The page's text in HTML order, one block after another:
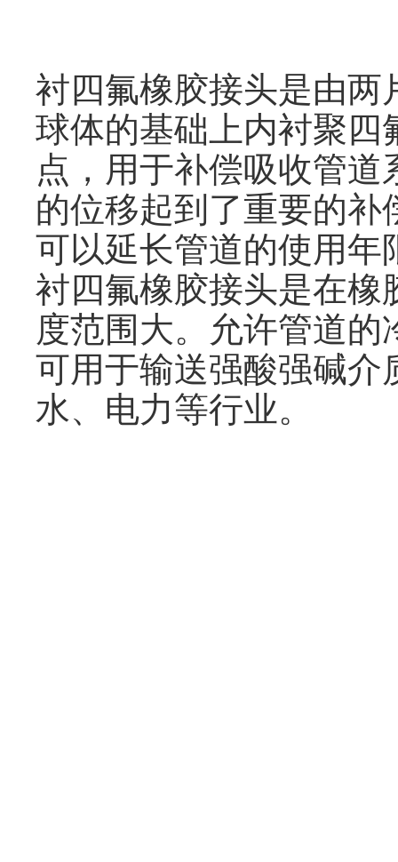
衬四氟橡胶接头是由两
球体的基础上内衬聚四
点，用于补偿吸收管
的位移起到了重要的
可以延长管道的使用年
衬四氟橡胶接头是在橡
度范围大。允许管道
可用于输送强酸强碱介
水、电力等行业。